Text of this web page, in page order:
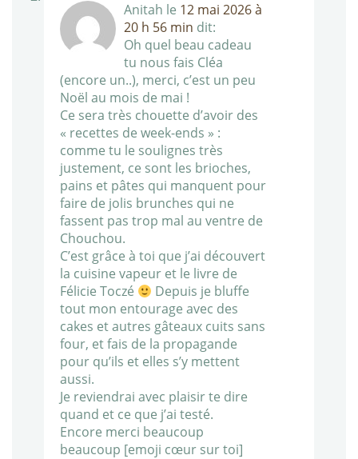
Anitah le 12 mai 2026 à
20 h 56 min dit:
Oh quel beau cadeau
tu nous fais Cléa
(encore un..), merci, c’est un peu
Noël au mois de mai !
Ce sera très chouette d’avoir des
« recettes de week-ends » :
comme tu le soulignes très
justement, ce sont les brioches,
pains et pâtes qui manquent pour
faire de jolis brunches qui ne
fassent pas trop mal au ventre de
Chouchou.
C’est grâce à toi que j’ai découvert
la cuisine vapeur et le livre de
Félicie Toczé
Depuis je bluffe
tout mon entourage avec des
cakes et autres gâteaux cuits sans
four, et fais de la propagande
pour qu’ils et elles s’y mettent
aussi.
Je reviendrai avec plaisir te dire
quand et ce que j’ai testé.
Encore merci beaucoup
beaucoup [emoji cœur sur toi]